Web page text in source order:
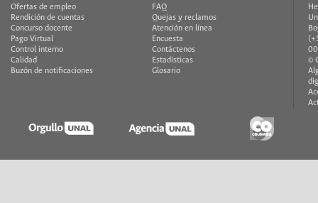
Ofertas de empleo
Rendición de cuentas
Concurso docente
Pago Virtual
Control interno
Calidad
Buzón de notificaciones
FAQ
Quejas y reclamos
Atención en línea
Encuesta
Contáctenos
Estadísticas
Glosario
©